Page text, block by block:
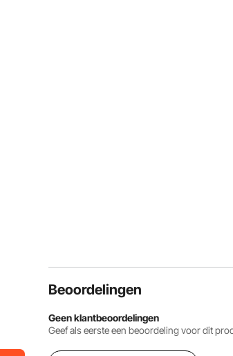
Beoordelingen
Geen klantbeoordelingen
Geef als eerste een beoordeling voor dit